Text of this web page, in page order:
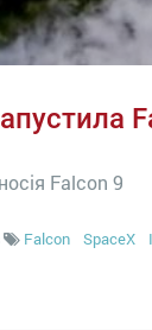
Falcon 9
Falcon SpaceX